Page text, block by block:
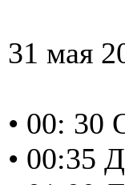
31 мая
• 00: 30
• 00:35